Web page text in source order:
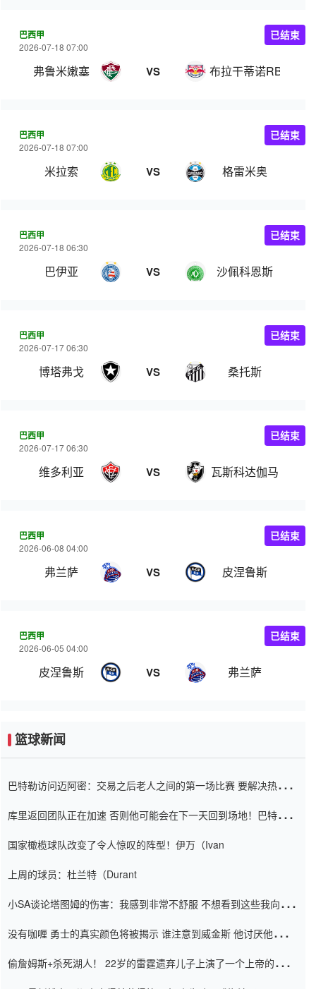
巴西甲
2026-07-18 07:00
弗鲁米嫩塞 VS 布拉干蒂诺RB
已结束
巴西甲
2026-07-18 07:00
米拉索 VS 格雷米奥
已结束
巴西甲
2026-07-18 06:30
巴伊亚 VS 沙佩科恩斯
已结束
巴西甲
2026-07-17 06:30
博塔弗戈 VS 桑托斯
已结束
巴西甲
2026-07-17 06:30
维多利亚 VS 瓦斯科达伽马
已结束
巴西甲
2026-06-08 04:00
弗兰萨 VS 皮涅鲁斯
已结束
巴西甲
2026-06-05 04:00
皮涅鲁斯 VS 弗兰萨
已结束
篮球新闻
巴特勒访问迈阿密：交易之后老人之间的第一场比赛 要解决热情的
库里返回团队正在加速 否则他可能会在下一天回到场地！巴特勒迈
国家橄榄球队改变了令人惊叹的阵型！伊万（Ivan
上周的球员：杜兰特（Durant
小SA谈论塔图姆的伤害：我感到非常不舒服 不想看到这些我向他
没有咖喱 勇士的真实颜色将被揭示 谁注意到威金斯 他讨厌他的老
偷詹姆斯+杀死湖人！ 22岁的雷霆遗弃儿子上演了一个上帝的剧